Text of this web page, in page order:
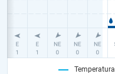
Temperatura